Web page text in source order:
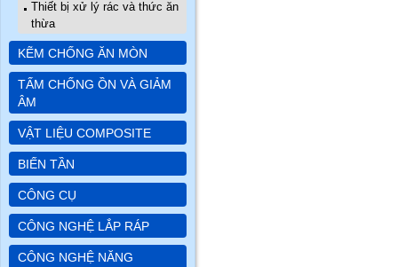
Thiết bị xử lý rác và thức ăn
thừa
KẼM CHỐNG ĂN MÒN
TẤM CHỐNG ỒN VÀ GIẢM
ÂM
VẬT LIỆU COMPOSITE
BIẾN TẦN
CÔNG CỤ
CÔNG NGHỆ LẮP RÁP
CÔNG NGHỆ NĂNG